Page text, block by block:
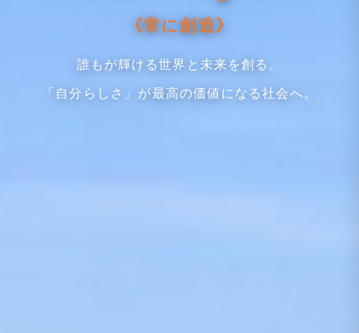
《常に創造》
誰もが輝ける世界と未来を創る。
「自分らしさ」が最高の価値になる社会へ。